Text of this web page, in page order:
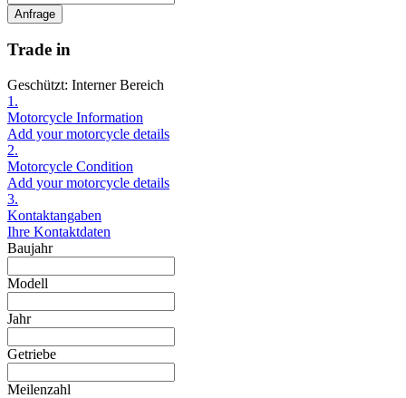
Anfrage
Trade in
Geschützt: Interner Bereich
1.
Motorcycle Information
Add your motorcycle details
2.
Motorcycle Condition
Add your motorcycle details
3.
Kontaktangaben
Ihre Kontaktdaten
Baujahr
Modell
Jahr
Getriebe
Meilenzahl